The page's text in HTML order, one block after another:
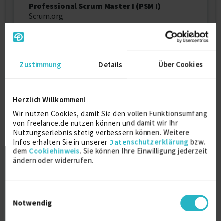
Zustimmung Details Über Cookies
Herzlich Willkommen!
Wir nutzen Cookies, damit Sie den vollen Funktionsumfang
von freelance.de nutzen können und damit wir Ihr
Nutzungserlebnis stetig verbessern können. Weitere
Infos erhalten Sie in unserer Datenschutzerklärung bzw.
dem Cookiehinweis. Sie können Ihre Einwilligung jederzeit
ändern oder widerrufen.
Notwendig
Professional Scrum Master I (PSM I)
Scrum.org
2018
I)
PRINCE2 Foundation and Practitioner
certificate in Project Management
AXELOS / APMG International
2017